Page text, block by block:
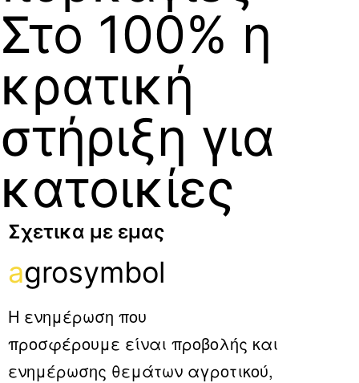
Στο 100% η
κρατική
στήριξη για
κατοικίες
Σχετικα με εμας
agrosymbol
Η ενημέρωση που
προσφέρουμε είναι προβολής και
ενημέρωσης θεμάτων αγροτικού,